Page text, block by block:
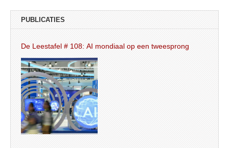
PUBLICATIES
De Leestafel # 108: AI mondiaal op een tweesprong